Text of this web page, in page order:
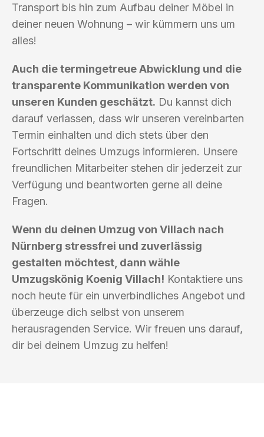
Transport bis hin zum Aufbau deiner Möbel in
deiner neuen Wohnung – wir kümmern uns um
alles!
Auch die termingetreue Abwicklung und die
transparente Kommunikation werden von
unseren Kunden geschätzt. Du kannst dich
darauf verlassen, dass wir unseren vereinbarten
Termin einhalten und dich stets über den
Fortschritt deines Umzugs informieren. Unsere
freundlichen Mitarbeiter stehen dir jederzeit zur
Verfügung und beantworten gerne all deine
Fragen.
Wenn du deinen Umzug von Villach nach
Nürnberg stressfrei und zuverlässig
gestalten möchtest, dann wähle
Umzugskönig Koenig Villach! Kontaktiere uns
noch heute für ein unverbindliches Angebot und
überzeuge dich selbst von unserem
herausragenden Service. Wir freuen uns darauf,
dir bei deinem Umzug zu helfen!